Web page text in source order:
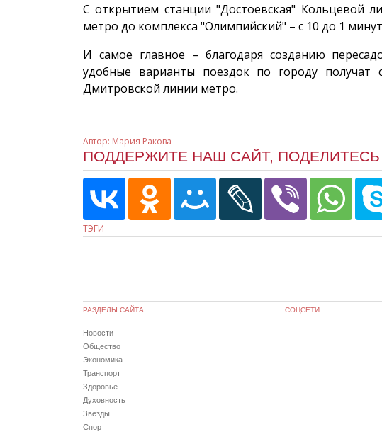
С открытием станции "Достоевская" Кольцевой
метро до комплекса "Олимпийский" – с 10 до 1
И самое главное – благодаря созданию
удобные варианты поездок по городу получат
Дмитровской линии метро.
Автор: Мария Ракова
ПОДДЕРЖИТЕ НАШ САЙТ,
ТЭГИ
РАЗДЕЛЫ САЙТА
Новости
Общество
Экономика
Транспорт
Здоровье
Духовность
Звезды
Спорт
СОЦСЕТИ